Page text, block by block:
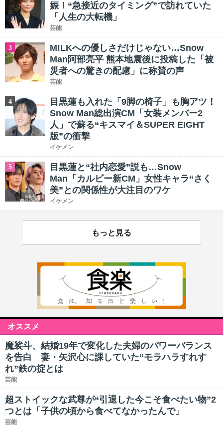
娠！“急接近のタイミング”で訪れていた
「人生の大転機」
芸能
3
M!LKへの優しさだけじゃない…Snow
Man阿部亮平 熊本地震後に投稿した「被
災者への驚きの配慮」に称賛の声
芸能
4
目黒蓮も入れた「9脚の椅子」も胸アツ！
Snow Man総出演CM「女装メンバー2
人」で蘇る“キスマイ＆SUPER EIGHT
版”の衝撃
イケメン
5
目黒蓮と“社内恋愛”説も…Snow
Man「カルビー新CM」女性キャラ“さく
美”との関係性が大注目のワケ
イケメン
もっと見る
オススメ
魔裟斗、結婚19年で変化した夫婦のパワーバランス
を告白 妻・矢沢心に課していた“モラハラすれす
れ”鉄の掟とは
芸能
超ストイックな武尊が“引退した今こそ食べたい物”2
つとは「子供の頃から食べてなかったんで」
芸能